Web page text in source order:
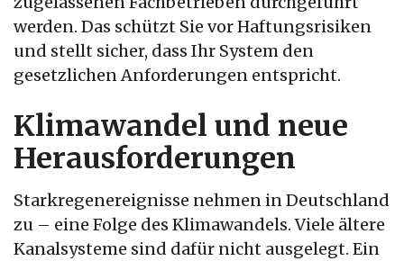
werden. Das schützt Sie vor Haftungsrisiken
und stellt sicher, dass Ihr System den
gesetzlichen Anforderungen entspricht.
Klimawandel und neue
Herausforderungen
Starkregenereignisse nehmen in Deutschland
zu – eine Folge des Klimawandels. Viele ältere
Kanalsysteme sind dafür nicht ausgelegt. Ein